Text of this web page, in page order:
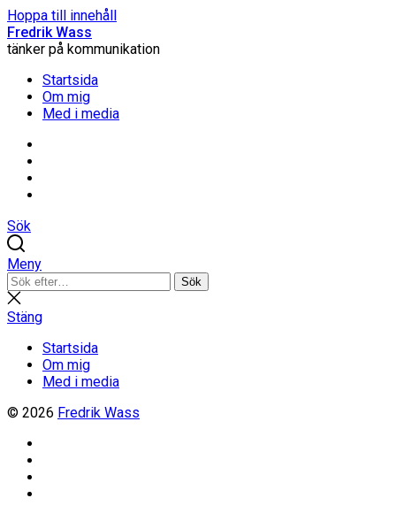
Hoppa till innehåll
Fredrik Wass
tänker på kommunikation
Startsida
Om mig
Med i media
Sök
Meny
Sök
efter:
Sök
Stäng
sökning
Stäng
Startsida
Om mig
Med i media
© 2026 Fredrik Wass